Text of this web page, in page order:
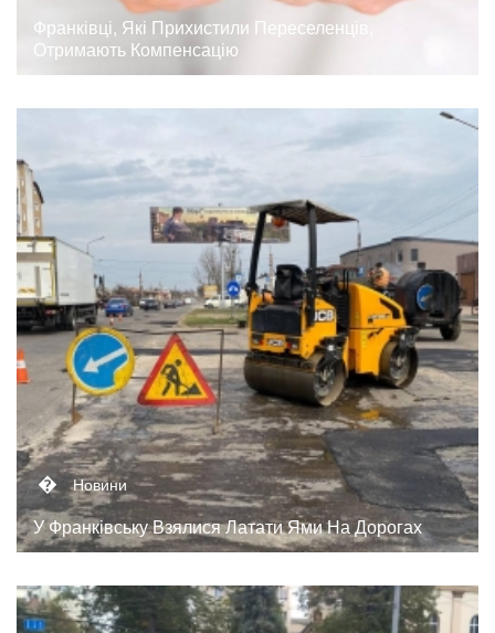
Франківці, Які Прихистили Переселенців,
Отримають Компенсацію
� Новини
У Франківську Взялися Латати Ями На Дорогах